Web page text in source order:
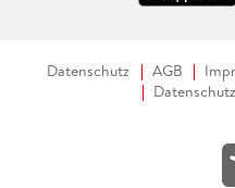
Datenschutz AGB